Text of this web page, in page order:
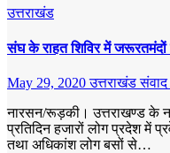
उत्तराखंड
संघ के राहत शिविर में
May 29, 2020उत्तराखंड संवाद
नारसन/रूड़की। उत्तराखण्ड के
प्रतिदिन हजारों लोग प्रदेश में
तथा अधिकांश लोग बसों से…